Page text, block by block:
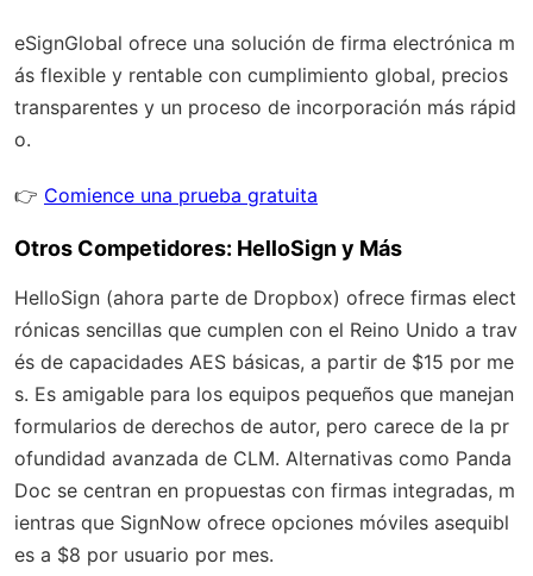
eSignGlobal ofrece una solución de firma electrónica m
ás flexible y rentable con cumplimiento global, precios
transparentes y un proceso de incorporación más rápid
o.
👉 Comience una prueba gratuita
Otros Competidores: HelloSign y Más
HelloSign (ahora parte de Dropbox) ofrece firmas elect
rónicas sencillas que cumplen con el Reino Unido a trav
és de capacidades AES básicas, a partir de $15 por me
s. Es amigable para los equipos pequeños que manejan
formularios de derechos de autor, pero carece de la pr
ofundidad avanzada de CLM. Alternativas como Panda
Doc se centran en propuestas con firmas integradas, m
ientras que SignNow ofrece opciones móviles asequibl
es a $8 por usuario por mes.